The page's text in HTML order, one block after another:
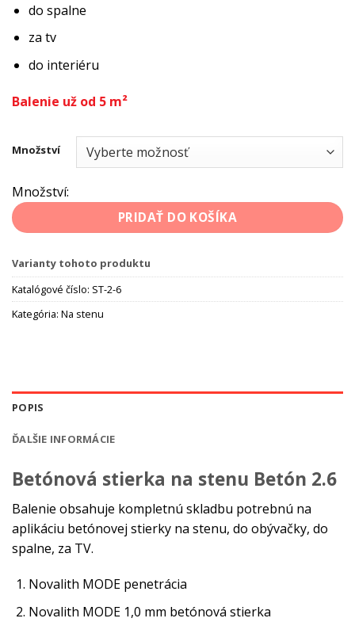
do spalne
za tv
do interiéru
Balenie už od 5 m²
Množství
Množství:
PRIDAŤ DO KOŠÍKA
Varianty tohoto produktu
Katalógové číslo: ST-2-6
Kategória: Na stenu
POPIS
ĎALŠIE INFORMÁCIE
Betónová stierka na stenu Betón 2.6
Balenie obsahuje kompletnú skladbu potrebnú na
aplikáciu betónovej stierky na stenu, do obývačky, do
spalne, za TV.
Novalith MODE penetrácia
Novalith MODE 1,0 mm betónová stierka